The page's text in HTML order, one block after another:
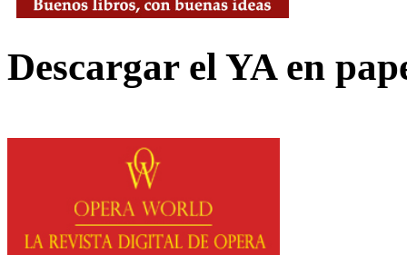
Descargar el YA en